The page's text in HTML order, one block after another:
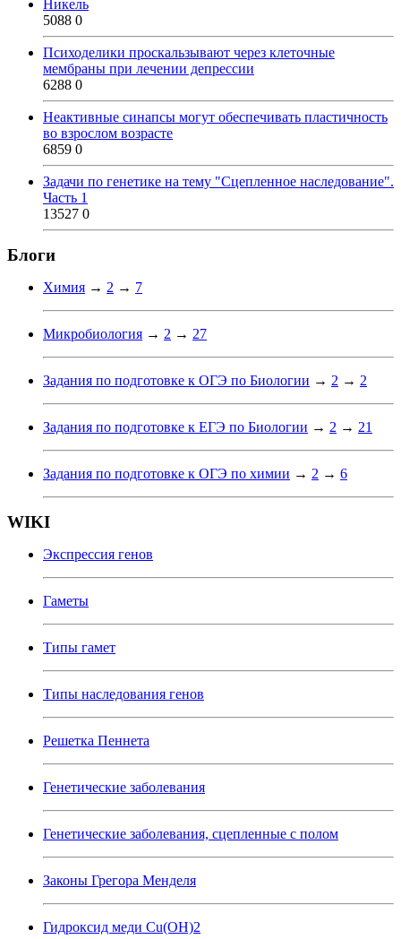
Никель
5088 0
Психоделики проскальзывают через клеточные
мембраны при лечении депрессии
6288 0
Неактивные синапсы могут обеспечивать пластичность
во взрослом возрасте
6859 0
Задачи по генетике на тему "Сцепленное наследование".
Часть 1
13527 0
Блоги
Химия → 2 → 7
Микробиология → 2 → 27
Задания по подготовке к ОГЭ по Биологии → 2 → 2
Задания по подготовке к ЕГЭ по Биологии → 2 → 21
Задания по подготовке к ОГЭ по химии → 2 → 6
WIKI
Экспрессия генов
Гаметы
Типы гамет
Типы наследования генов
Решетка Пеннета
Генетические заболевания
Генетические заболевания, сцепленные с полом
Законы Грегора Менделя
Гидроксид меди Cu(OH)2